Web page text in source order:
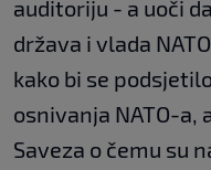
auditoriju - a uoči
država i vlada
kako bi se
osnivanja NATO-a,
Saveza o čemu su